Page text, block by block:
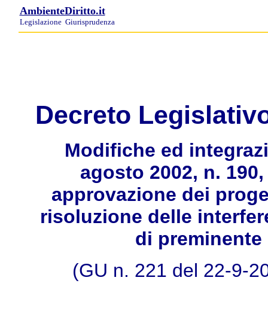
AmbienteDiritto.it
Legislazione Giurisprudenza
Decreto
Modifiche ed
agosto 2002, n.
approvazione dei
risoluzione delle
di
(GU n. 221 del 22-9-